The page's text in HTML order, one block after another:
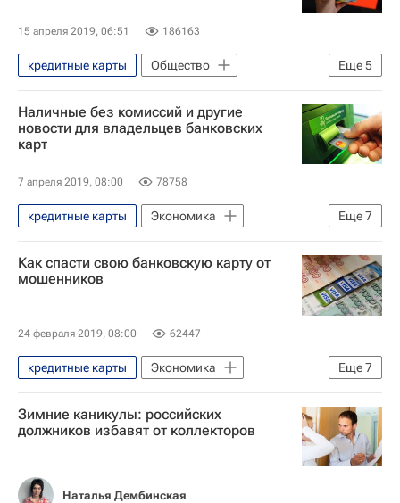
15 апреля 2019, 06:51 186163
Еще5
кредитные карты
Общество
Безопасность
Мошенничество
Россия
Наличные без комиссий и другие
новости для владельцев банковских
карт
7 апреля 2019, 08:00 78758
Еще7
кредитные карты
Экономика
Общество
Деньги
MasterCard, Inc.
Visa, Inc.
Центральный Банк РФ (ЦБ РФ)
Как спасти свою банковскую карту от
мошенников
24 февраля 2019, 08:00 62447
Еще7
кредитные карты
Экономика
Общество
Безопасность
Интернет
Деньги
Банки
Центральный Банк РФ (ЦБ РФ)
Зимние каникулы: российских
должников избавят от коллекторов
Наталья Дембинская